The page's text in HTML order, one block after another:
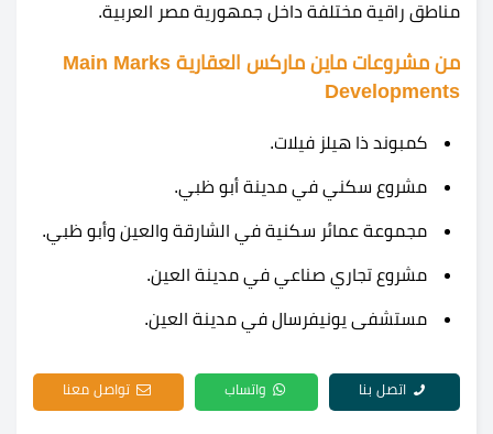
مناطق راقية مختلفة داخل جمهورية مصر العربية.
من مشروعات ماين ماركس العقارية Main Marks
Developments
كمبوند ذا هيلز فيلات.
مشروع سكني في مدينة أبو ظبي.
مجموعة عمائر سكنية في الشارقة والعين وأبو ظبي.
مشروع تجاري صناعي في مدينة العين.
مستشفى يونيفرسال في مدينة العين.
اتصل بنا واتساب تواصل معنا